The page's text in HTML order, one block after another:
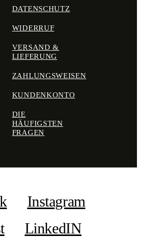
DATENSCHUTZ
WIDERRUF
VERSAND &
LIEFERUNG
ZAHLUNGSWEISEN
KUNDENKONTO
DIE
HÄUFIGSTEN
FRAGEN
Instagram
LinkedIN